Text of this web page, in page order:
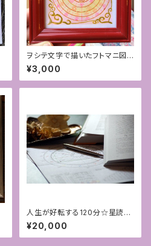
ヲシテ文字で描いたフトマニ図＊
パステルミニアート額装
¥3,000
人生が好転する120分☆星読み
カウンセリング☆
¥20,000